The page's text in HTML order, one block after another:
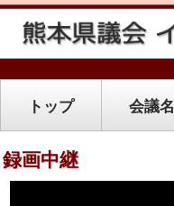
トップ 会議名
録画中継